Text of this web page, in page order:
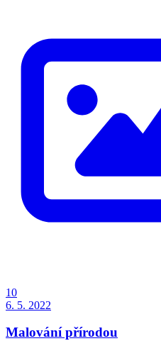
10
6. 5. 2022
Malování přírodou